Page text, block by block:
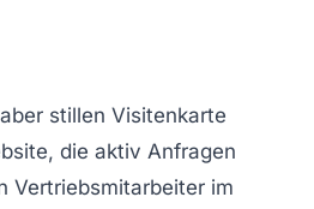
stillen Visitenkarte
die aktiv Anfragen
Vertriebsmitarbeiter im